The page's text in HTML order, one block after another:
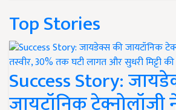
Top Stories
Success Story: